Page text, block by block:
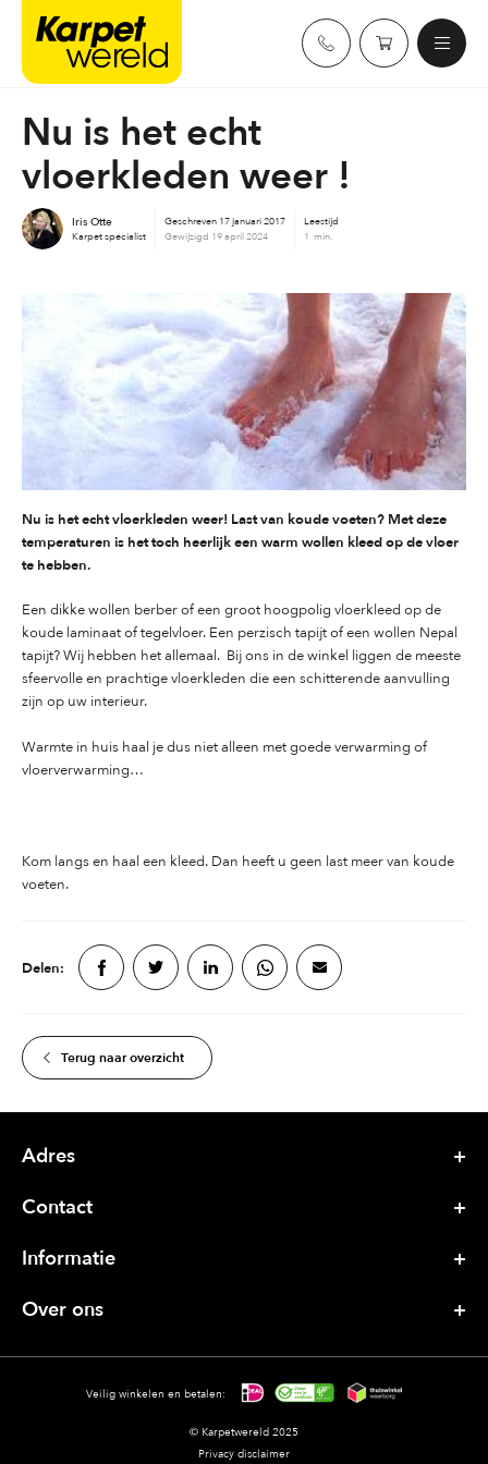
Karpetwereld
Nu is het echt
vloerkleden weer !
Iris Otte
Karpet specialist
Geschreven 17 januari 2017
Gewijzigd 19 april 2024
Leestijd
1 min.
Nu is het echt vloerkleden weer! Last van koude voeten? Met deze
temperaturen is het toch heerlijk een warm wollen kleed op de vloer
te hebben.
Een dikke wollen berber of een groot hoogpolig vloerkleed op de
koude laminaat of tegelvloer. Een perzisch tapijt of een wollen Nepal
tapijt? Wij hebben het allemaal. Bij ons in de winkel liggen de meeste
sfeervolle en prachtige vloerkleden die een schitterende aanvulling
zijn op uw interieur.
Warmte in huis haal je dus niet alleen met goede verwarming of
vloerverwarming…
Kom langs en haal een kleed. Dan heeft u geen last meer van koude
voeten.
Terug naar overzicht
Delen:
Adres
Contact
Informatie
Over ons
© Karpetwereld 2025
Privacy disclaimer
Veilig winkelen en betalen: